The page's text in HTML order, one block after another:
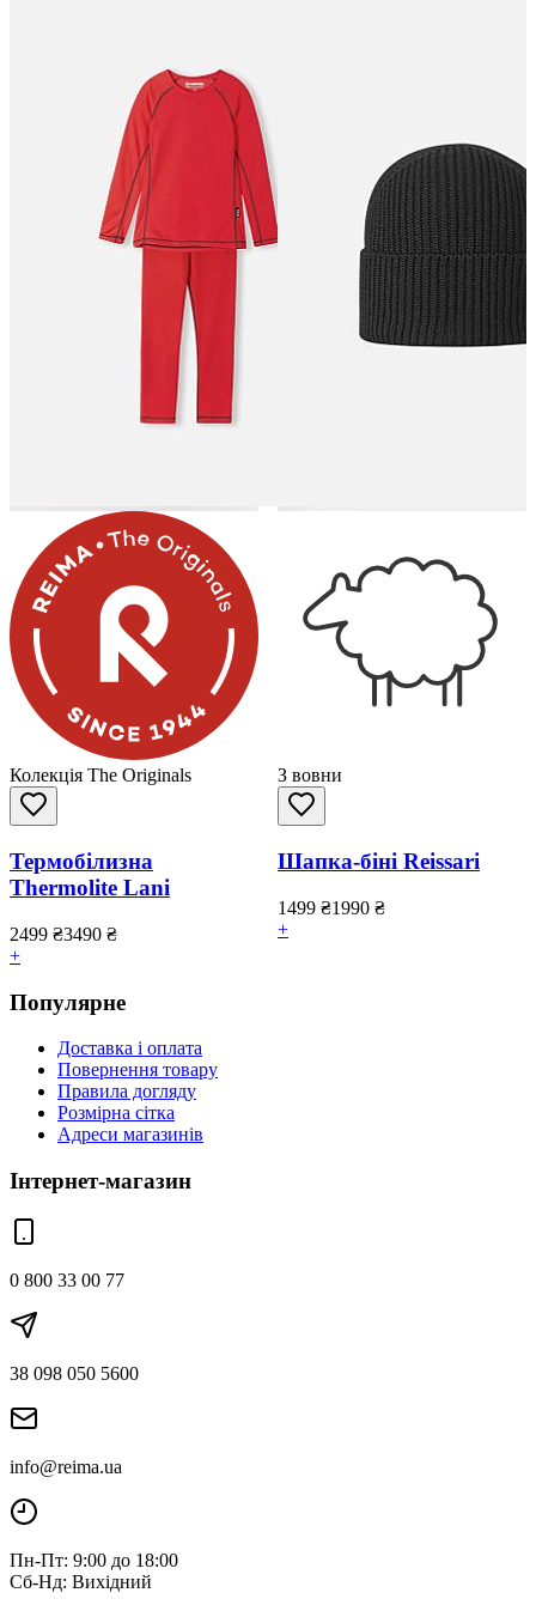
Колекція The Originals
Термобілизна
Thermolite Lani
2499 ₴3490 ₴
+
З вовни
Шапка-біні Reissari
1499 ₴1990 ₴
+
Популярне
Доставка і оплата
Повернення товару
Правила догляду
Розмірна сітка
Адреси магазинів
Інтернет-магазин
0 800 33 00 77
38 098 050 5600
info@reima.ua
Пн-Пт: 9:00 до 18:00
Сб-Нд: Вихідний